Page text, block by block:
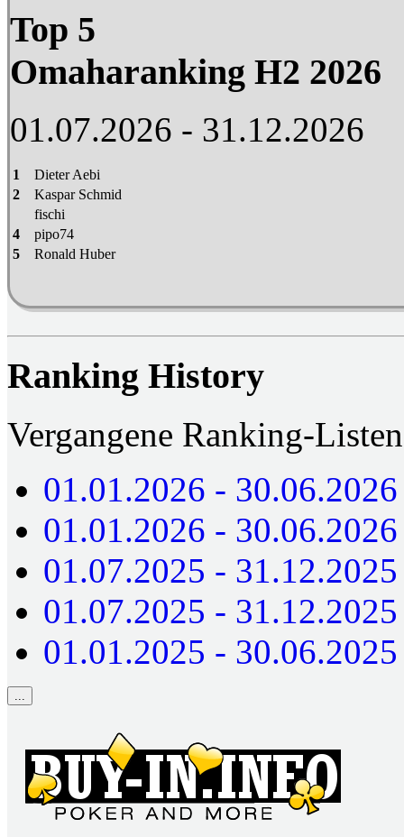
Top 5
Omaharanking H2 2026
01.07.2026 - 31.12.2026
1
Dieter Aebi
2
Kaspar Schmid
fischi
4
pipo74
5
Ronald Huber
Ranking History
Vergangene Ranking-Listen
01.01.2026 -
01.01.2026 -
01.07.2025 -
01.07.2025 -
01.01.2025 -